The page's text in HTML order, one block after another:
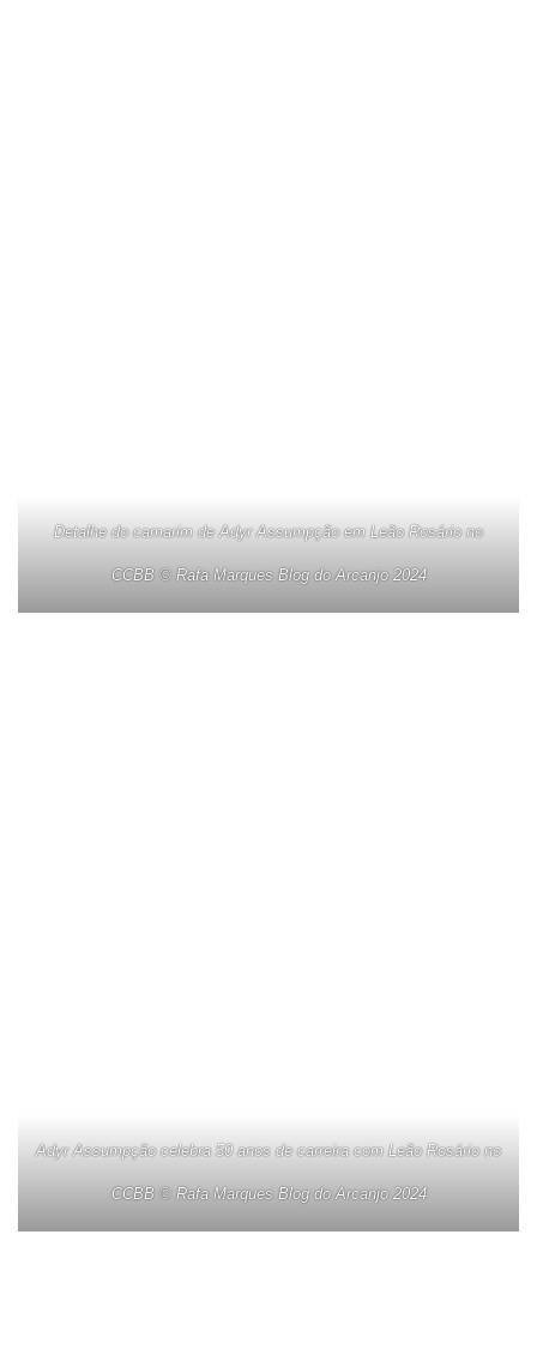
Detalhe do camarim de Adyr Assumpção em Leão Rosário no
CCBB © Rafa Marques Blog do Arcanjo 2024
Adyr Assumpção celebra 50 anos de carreira com Leão Rosário no
CCBB © Rafa Marques Blog do Arcanjo 2024